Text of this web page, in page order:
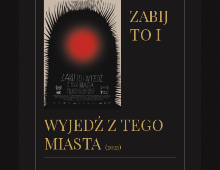
ZABIJ
TO I
WYJEDŹ Z TEGO
MIASTA (2021)